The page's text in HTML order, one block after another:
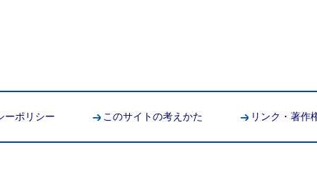
ーポリシー このサイトの考えかた リンク・著作